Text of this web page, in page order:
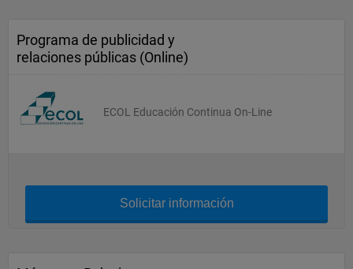
Programa de publicidad y
relaciones públicas (Online)
ECOL Educación Continua On-Line
Solicitar información